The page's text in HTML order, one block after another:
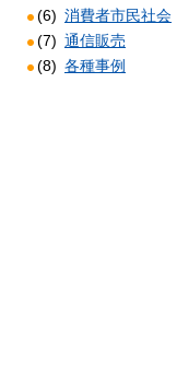
消費者市民社会
通信販売
各種事例